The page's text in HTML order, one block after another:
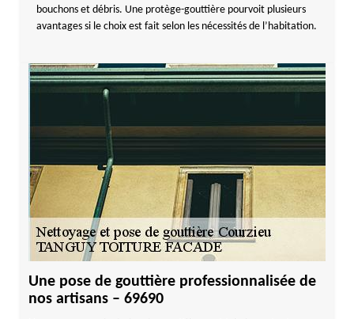
bouchons et débris. Une protège-gouttière pourvoit plusieurs
avantages si le choix est fait selon les nécessités de l’habitation.
Une pose de gouttière professionnalisée de
nos artisans – 69690